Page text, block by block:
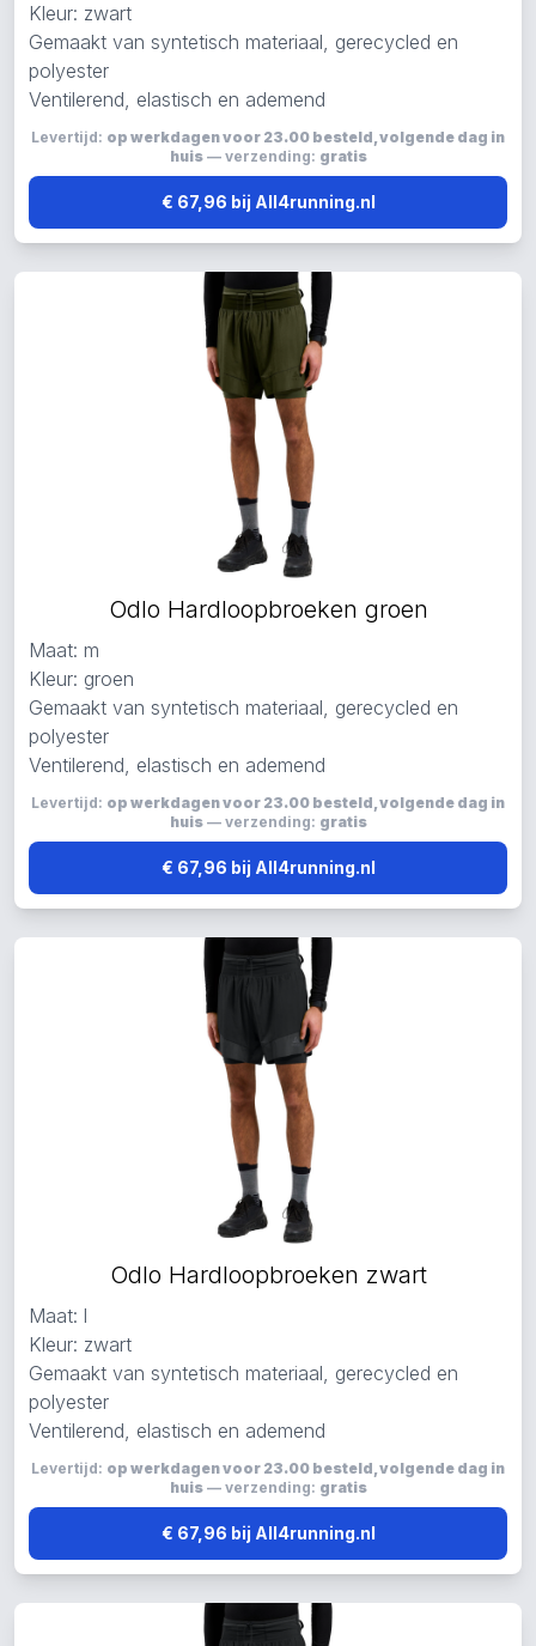
Kleur: zwart
Gemaakt van syntetisch materiaal, gerecycled en
polyester
Ventilerend, elastisch en ademend
Levertijd: op werkdagen voor 23.00 besteld, volgende dag in
huis— verzending: gratis
€ 67,96 bij All4running.nl
Odlo Hardloopbroeken groen
Maat: m
Kleur: groen
Gemaakt van syntetisch materiaal, gerecycled en
polyester
Ventilerend, elastisch en ademend
Levertijd: op werkdagen voor 23.00 besteld, volgende dag in
huis— verzending: gratis
€ 67,96 bij All4running.nl
Odlo Hardloopbroeken zwart
Maat: l
Kleur: zwart
Gemaakt van syntetisch materiaal, gerecycled en
polyester
Ventilerend, elastisch en ademend
Levertijd: op werkdagen voor 23.00 besteld, volgende dag in
huis— verzending: gratis
€ 67,96 bij All4running.nl